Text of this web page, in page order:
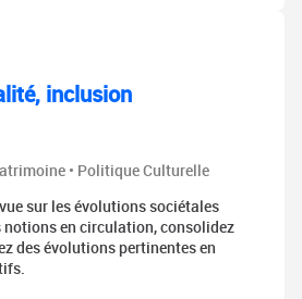
inclusion
• Politique Culturelle
sur les évolutions sociétales
notions en circulation, consolidez
des évolutions pertinentes en